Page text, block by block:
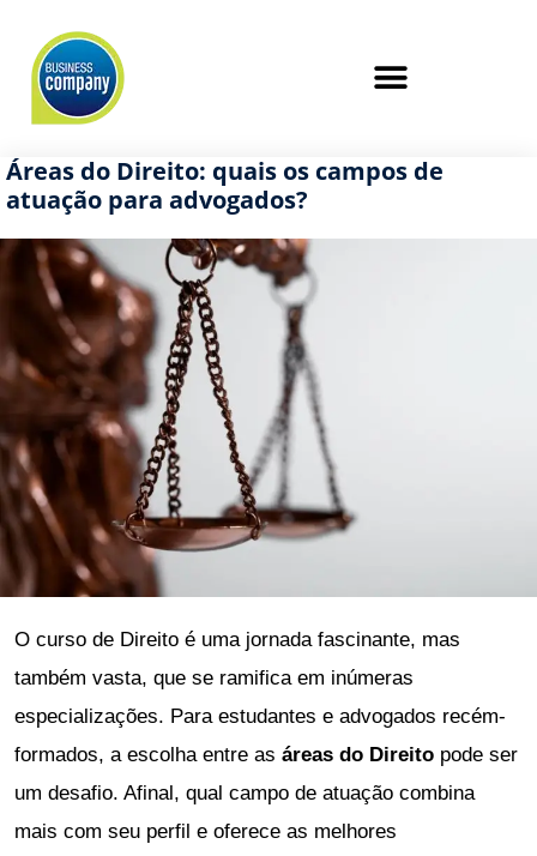
Áreas do Direito: quais os campos de
atuação para advogados?
O curso de Direito é uma jornada fascinante, mas
também vasta, que se ramifica em inúmeras
especializações. Para estudantes e advogados recém-
formados, a escolha entre as áreas do Direito pode ser
um desafio. Afinal, qual campo de atuação combina
mais com seu perfil e oferece as melhores